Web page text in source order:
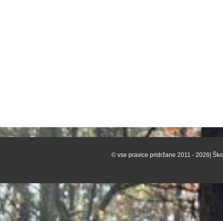
© vse pravice pridržane 2011 - 2026|